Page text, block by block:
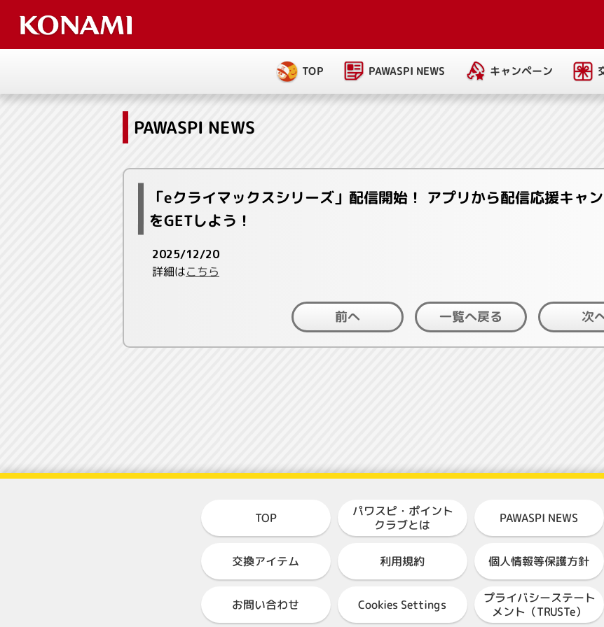
TOP PAWASPI NEWS キャンペーン
PAWASPI NEWS
「eクライマックスシリーズ」配信開始！ アプリから配信応援キャ
をGETしよう！
2025/12/20
詳細はこちら
前へ 一覧へ戻る 次
TOP パワスピ・ポイント
クラブとは PAWASPI NEWS
交換アイテム 利用規約 個人情報等保護方針
お問い合わせ Cookies Settings プライバシーステート
メント（TRUSTe）